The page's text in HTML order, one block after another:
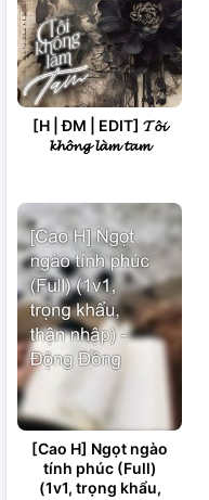
[H | ĐM | EDIT] 𝓣𝓸̂𝓲
𝓴𝓱𝓸̂𝓷𝓰 𝓵𝓪̀𝓶 𝓽𝓪𝓶
[Cao H] Ngọt ngào
tính phúc (Full)
(1v1, trọng khẩu,